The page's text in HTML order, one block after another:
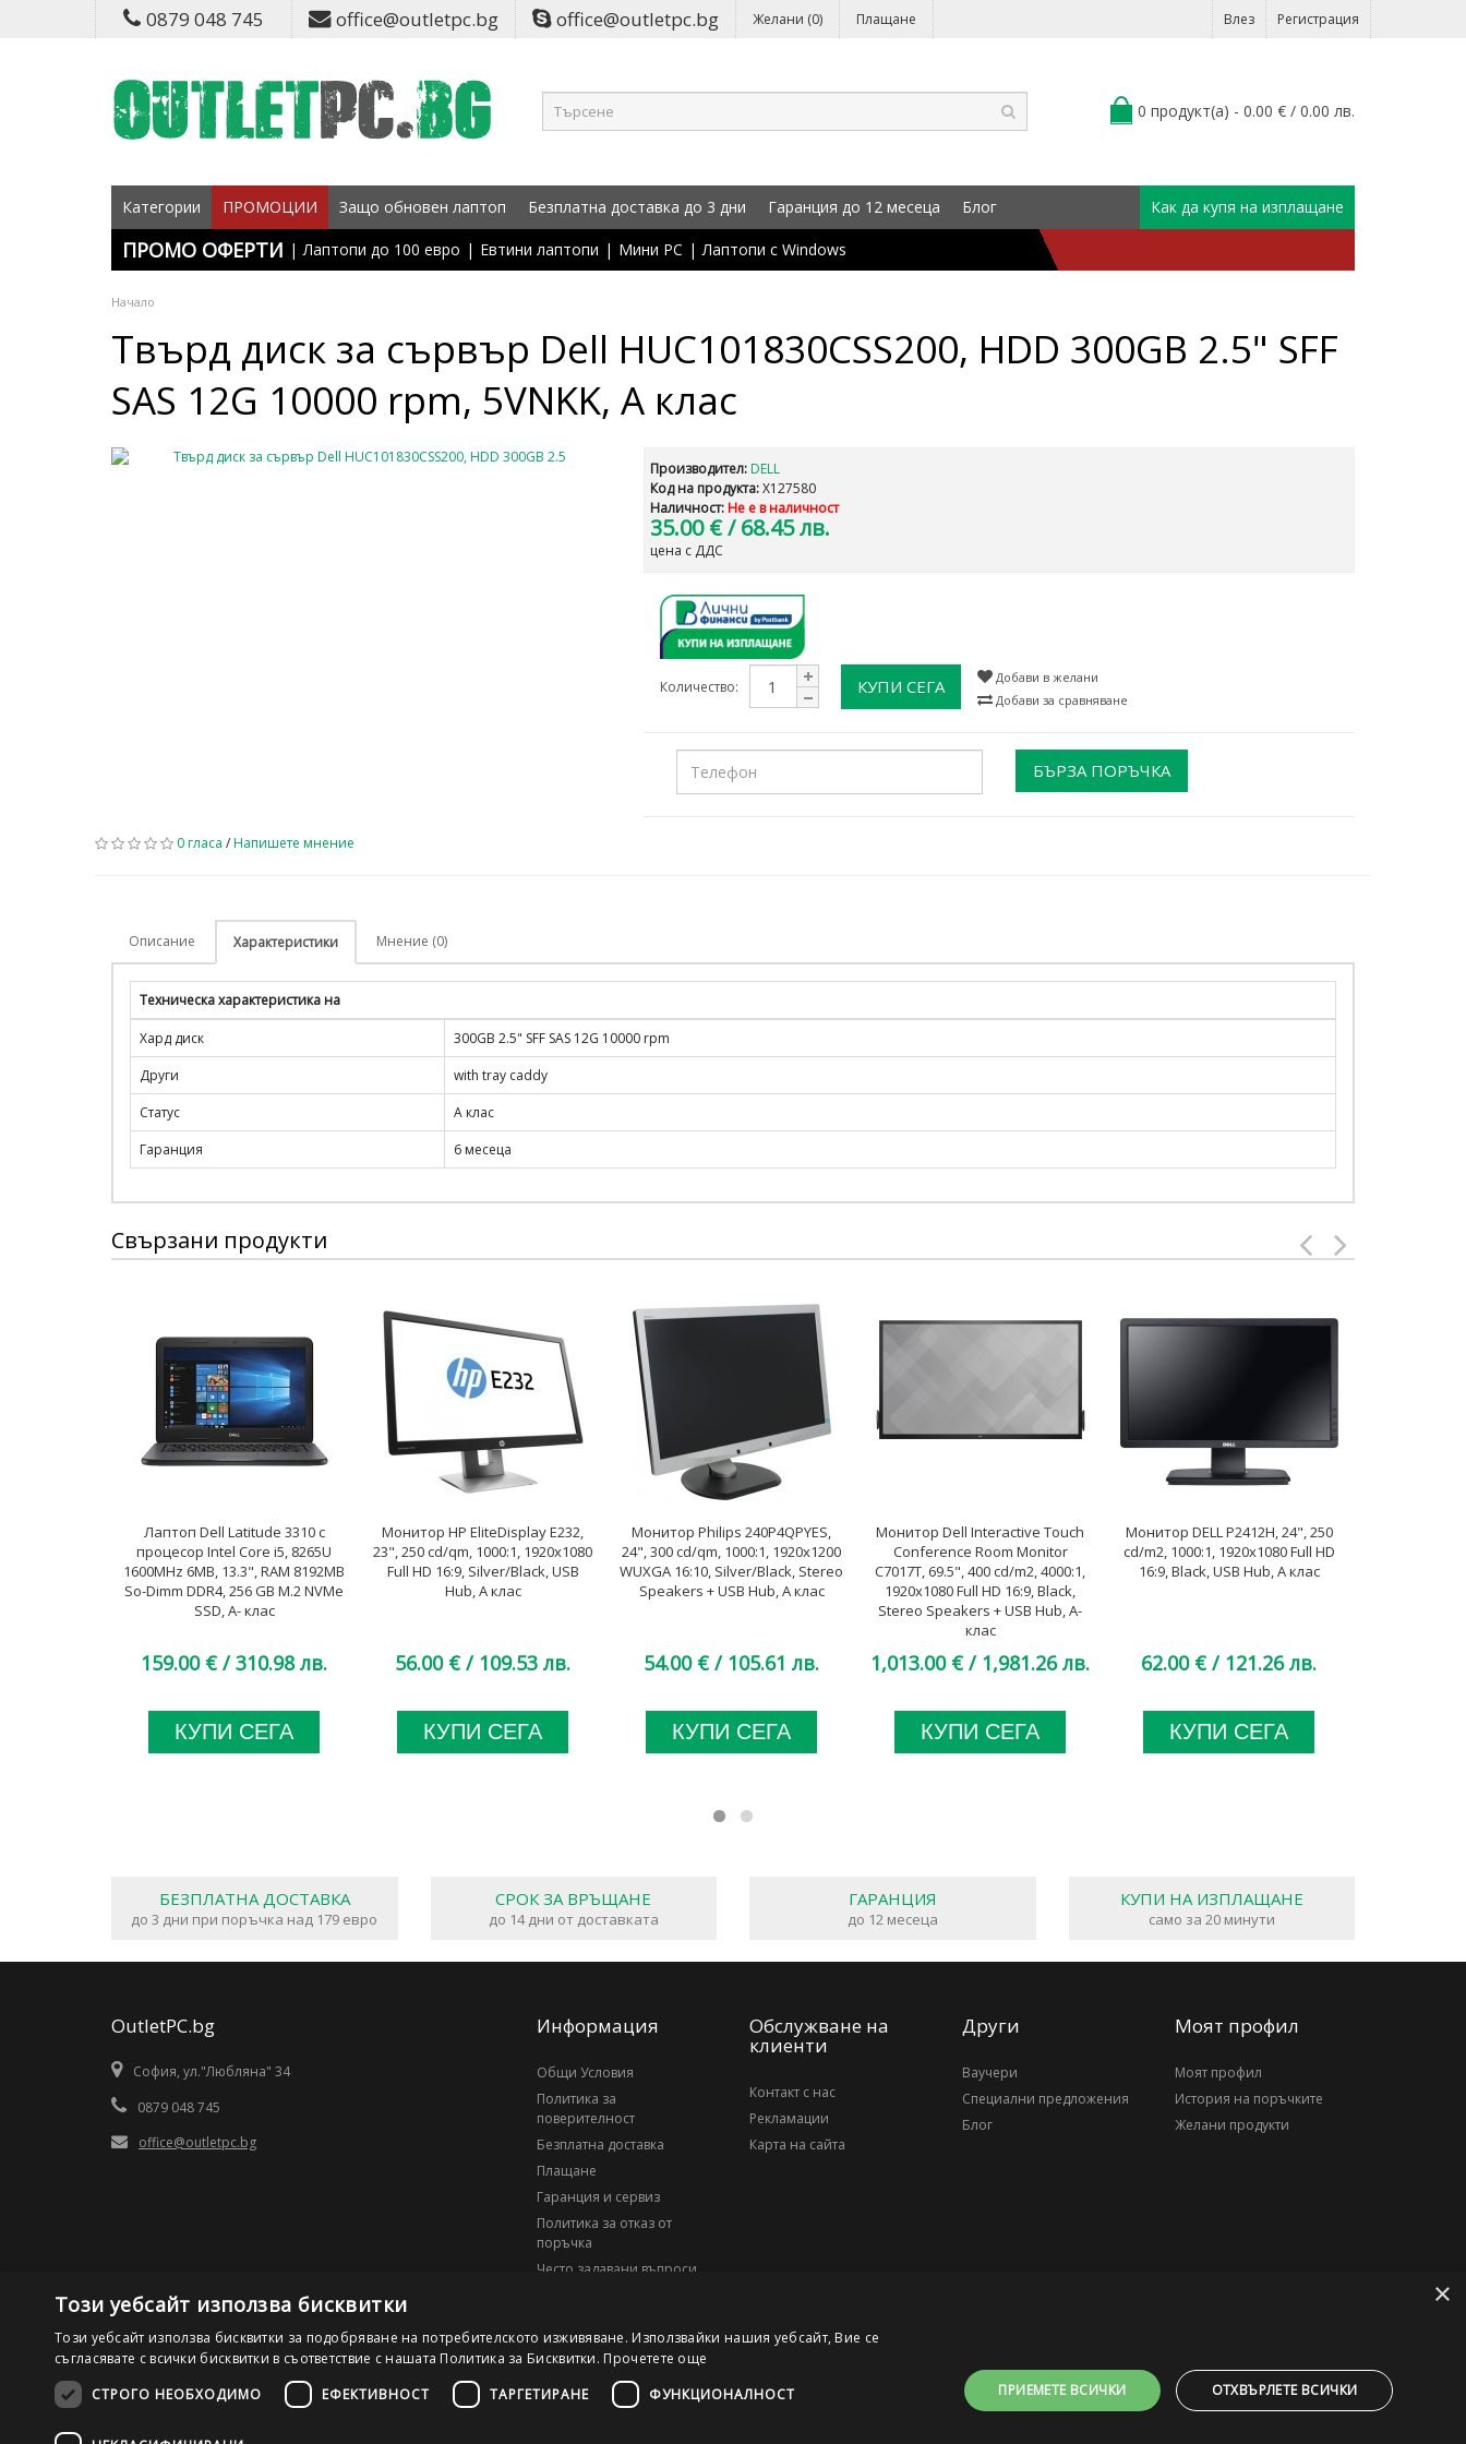
0879 048 745 office@outletpc.bg office@outletpc.bg Желани (0) Плащане Влез Регистрация
0 продукт(а) - 0.00 € / 0.00 лв.
Категории ПРОМОЦИИ Защо обновен лаптоп Безплатна доставка до 3 дни Гаранция до 12 месеца Блог Как да купя на изплащане
ПРОМО ОФЕРТИ | Лаптопи до 100 евро | Евтини лаптопи | Мини PC | Лаптопи с Windows
Начало
Твърд диск за сървър Dell HUC101830CSS200, HDD 300GB 2.5" SFF
SAS 12G 10000 rpm, 5VNKK, A клас
Производител: DELL
Код на продукта: X127580
Наличност: Не е в наличност
35.00 € / 68.45 лв.
цена с ДДС
Количество: КУПИ СЕГА
Добави в желани
Добави за сравняване
БЪРЗА ПОРЪЧКА
0 гласа /Напишете мнение
Описание Характеристики Мнение (0)
Техническа характеристика на
Хард диск
300GB 2.5" SFF SAS 12G 10000 rpm
Други
with tray caddy
Статус
A клас
Гаранция
6 месеца
Свързани продукти
Лаптоп Dell Latitude 3310 с
процесор Intel Core i5, 8265U
1600MHz 6MB, 13.3", RAM 8192MB
So-Dimm DDR4, 256 GB M.2 NVMe
SSD, A- клас
159.00 € / 310.98 лв.
КУПИ СЕГА
Монитор HP EliteDisplay E232,
23", 250 cd/qm, 1000:1, 1920x1080
Full HD 16:9, Silver/Black, USB
Hub, A клас
56.00 € / 109.53 лв.
КУПИ СЕГА
Монитор Philips 240P4QPYES,
24", 300 cd/qm, 1000:1, 1920x1200
WUXGA 16:10, Silver/Black, Stereo
Speakers + USB Hub, А клас
54.00 € / 105.61 лв.
КУПИ СЕГА
Монитор Dell Interactive Touch
Conference Room Monitor
C7017T, 69.5", 400 cd/m2, 4000:1,
1920x1080 Full HD 16:9, Black,
Stereo Speakers + USB Hub, A-
клас
1,013.00 € / 1,981.26 лв.
КУПИ СЕГА
Монитор DELL P2412H, 24", 250
cd/m2, 1000:1, 1920x1080 Full HD
16:9, Black, USB Hub, А клас
62.00 € / 121.26 лв.
КУПИ СЕГА
БЕЗПЛАТНА ДОСТАВКА
до 3 дни при поръчка над 179 евро
СРОК ЗА ВРЪЩАНЕ
до 14 дни от доставката
ГАРАНЦИЯ
до 12 месеца
КУПИ НА ИЗПЛАЩАНЕ
само за 20 минути
OutletPC.bg
София, ул."Любляна" 34
0879 048 745
office@outletpc.bg
Информация
Общи Условия
Политика за
поверителност
Безплатна доставка
Плащане
Гаранция и сервиз
Политика за отказ от
поръчка
Често задавани въпроси
Обслужване на
клиенти
Контакт с нас
Рекламации
Карта на сайта
Други
Ваучери
Специални предложения
Блог
Моят профил
Моят профил
История на поръчките
Желани продукти
©2026 OutletPC.bg, Всички права запазени! Ди Ес Ай ООД, ЕИК 203010795
×
Този уебсайт използва бисквитки
Този уебсайт използва бисквитки за подобряване на потребителското изживяване. Използвайки нашия уебсайт, Вие се
съгласявате с всички бисквитки в съответствие с нашата Политика за Бисквитки. Прочетете още
СТРОГО НЕОБХОДИМО
ЕФЕКТИВНОСТ ТАРГЕТИРАНЕ ФУНКЦИОНАЛНОСТ ПРИЕМЕТЕ ВСИЧКИ ОТХВЪРЛЕТЕ ВСИЧКИ